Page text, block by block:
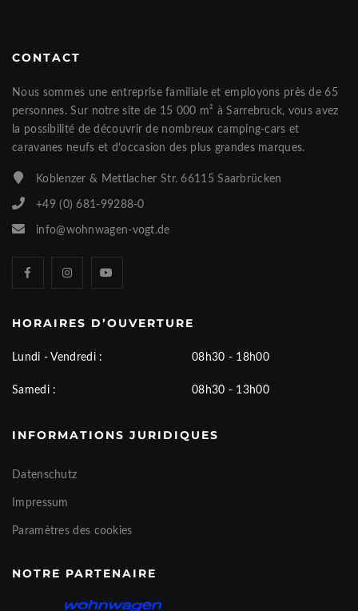
CONTACT
Nous sommes une entreprise familiale et employons près de 65
personnes. Sur notre site de 15 000 m² à Sarrebruck, vous avez
la possibilité de découvrir de nombreux camping-cars et
caravanes neufs et d’occasion des plus grandes marques.
Koblenzer & Mettlacher Str. 66115 Saarbrücken
+49 (0) 681-99288-0
info@wohnwagen-vogt.de
HORAIRES D’OUVERTURE
Lundi - Vendredi : 08h30 - 18h00
Samedi : 08h30 - 13h00
INFORMATIONS JURIDIQUES
Datenschutz
Impressum
Paramètres des cookies
NOTRE PARTENAIRE